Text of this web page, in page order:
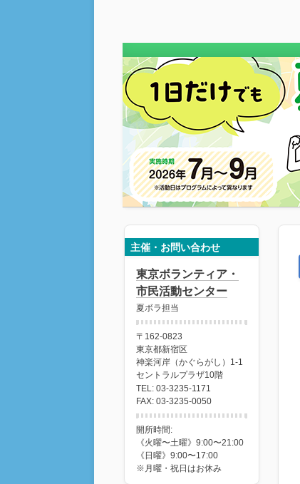
主催・お問い合わせ
東京ボランティア・
市民活動センター
夏ボラ担当
〒162-0823
東京都新宿区
神楽河岸（かぐらがし）1-1
セントラルプラザ10階
TEL: 03-3235-1171
FAX: 03-3235-0050
開所時間:
《火曜〜土曜》9:00〜21:00
《日曜》9:00〜17:00
※月曜・祝日はお休み